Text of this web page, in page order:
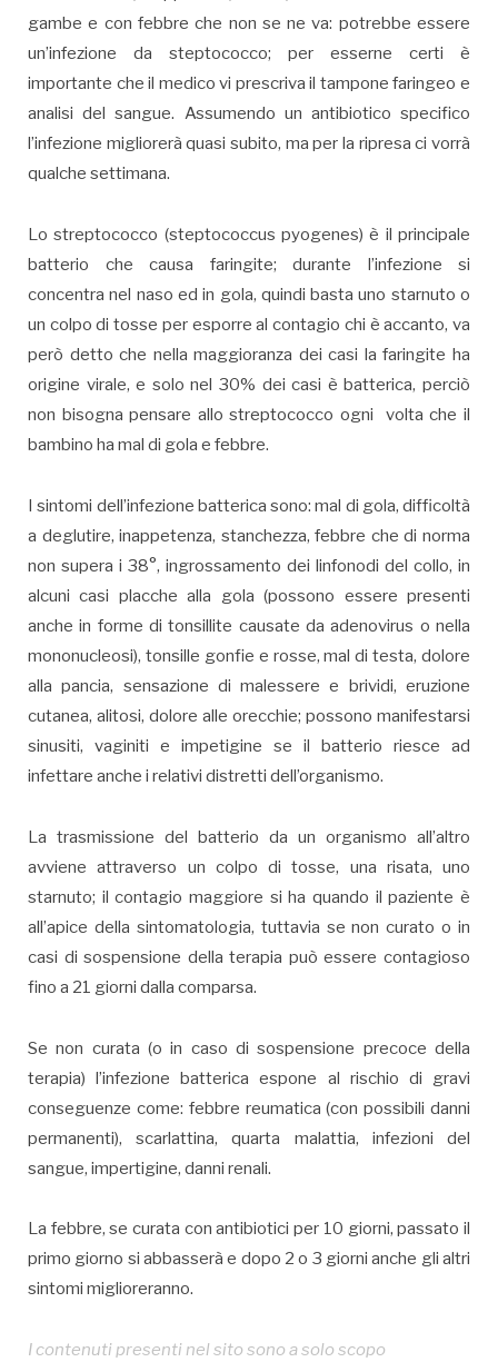
gambe e con febbre che non se ne va: potrebbe essere
un’infezione da steptococco; per esserne certi è
importante che il medico vi prescriva il tampone faringeo e
analisi del sangue. Assumendo un antibiotico specifico
l’infezione migliorerà quasi subito, ma per la ripresa ci vorrà
qualche settimana.
Lo streptococco (steptococcus pyogenes) è il principale
batterio che causa faringite; durante l’infezione si
concentra nel naso ed in gola, quindi basta uno starnuto o
un colpo di tosse per esporre al contagio chi è accanto, va
però detto che nella maggioranza dei casi la faringite ha
origine virale, e solo nel 30% dei casi è batterica, perciò
non bisogna pensare allo streptococco ogni volta che il
bambino ha mal di gola e febbre.
I sintomi dell’infezione batterica sono: mal di gola, difficoltà
a deglutire, inappetenza, stanchezza, febbre che di norma
non supera i 38°, ingrossamento dei linfonodi del collo, in
alcuni casi placche alla gola (possono essere presenti
anche in forme di tonsillite causate da adenovirus o nella
mononucleosi), tonsille gonfie e rosse, mal di testa, dolore
alla pancia, sensazione di malessere e brividi, eruzione
cutanea, alitosi, dolore alle orecchie; possono manifestarsi
sinusiti, vaginiti e impetigine se il batterio riesce ad
infettare anche i relativi distretti dell’organismo.
La trasmissione del batterio da un organismo all’altro
avviene attraverso un colpo di tosse, una risata, uno
starnuto; il contagio maggiore si ha quando il paziente è
all’apice della sintomatologia, tuttavia se non curato o in
casi di sospensione della terapia può essere contagioso
fino a 21 giorni dalla comparsa.
Se non curata (o in caso di sospensione precoce della
terapia) l’infezione batterica espone al rischio di gravi
conseguenze come: febbre reumatica (con possibili danni
permanenti), scarlattina, quarta malattia, infezioni del
sangue, impertigine, danni renali.
La febbre, se curata con antibiotici per 10 giorni, passato il
primo giorno si abbasserà e dopo 2 o 3 giorni anche gli altri
sintomi miglioreranno.
I contenuti presenti nel sito sono a solo scopo